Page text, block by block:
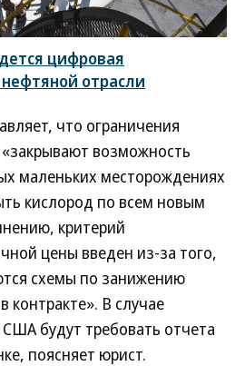
цифровая
отрасли
что ограничения
возможность
маленьких месторождениях
кислород по всем новым
критерий
цены введен из-за того,
схемы по занижению
контракте». В случае
будут требовать отчета
поясняет юрист.